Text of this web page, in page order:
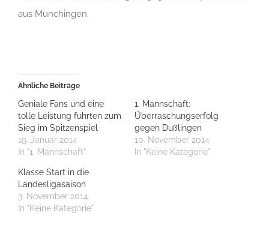
aus Münchingen.
Ähnliche Beiträge
Geniale Fans und eine
tolle Leistung führten zum
Sieg im Spitzenspiel
19. Januar 2014
In "1. Mannschaft"
1. Mannschaft:
Überraschungserfolg
gegen Dußlingen
10. November 2014
In "Keine Kategorie"
Klasse Start in die
Landesligasaison
3. November 2014
In "Keine Kategorie"